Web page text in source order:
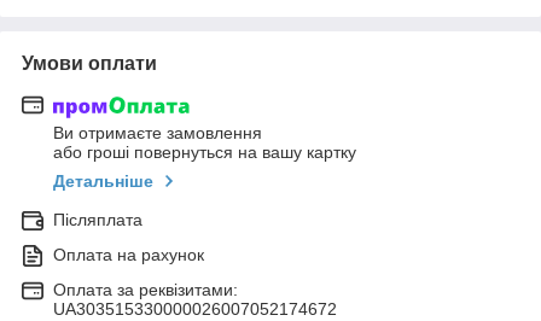
Умови оплати
Ви отримаєте замовлення
або гроші повернуться на вашу картку
Детальніше
Післяплата
Оплата на рахунок
Оплата за реквізитами:
UA303515330000026007052174672